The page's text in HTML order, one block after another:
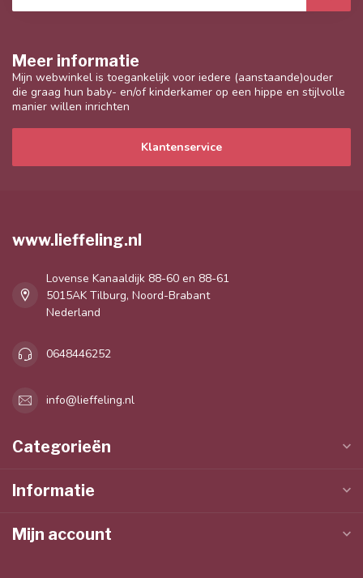
Meer informatie
Mijn webwinkel is toegankelijk voor iedere (aanstaande)ouder
die graag hun baby- en/of kinderkamer op een hippe en stijlvolle
manier willen inrichten
Klantenservice
www.lieffeling.nl
Lovense Kanaaldijk 88-60 en 88-61
5015AK Tilburg, Noord-Brabant
Nederland
0648446252
info@lieffeling.nl
Categorieën
Informatie
Mijn account